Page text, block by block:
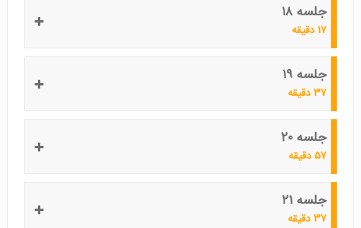
جلسه ۱۸
۱۷ دقیقه
جلسه ۱۹
۳۷ دقیقه
جلسه ۲۰
۵۷ دقیقه
جلسه ۲۱
۳۷ دقیقه